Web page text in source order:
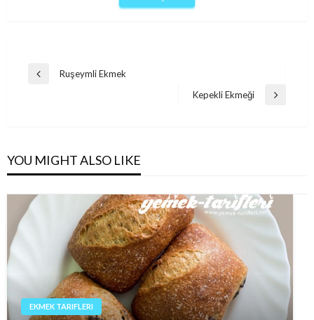
Post
Previous
Ruşeymli Ekmek
Next
Kepekli Ekmeği
YOU MIGHT ALSO LIKE
EKMEK TARIFLERI